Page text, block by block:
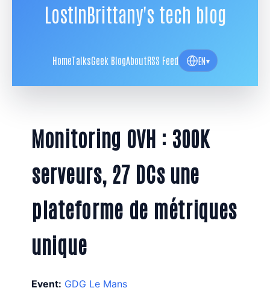
LostInBrittany's tech blog
HomeTalksGeek BlogAboutRSS Feed EN▾
Monitoring OVH : 300K
serveurs, 27 DCs une
plateforme de métriques
unique
Event: GDG Le Mans